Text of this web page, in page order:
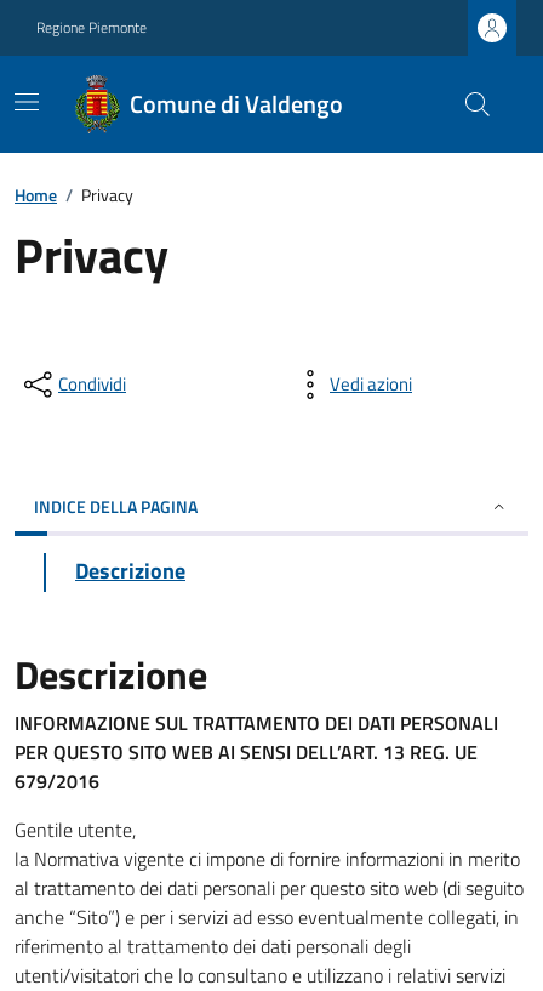
Regione Piemonte
Comune di Valdengo
Home / Privacy
Privacy
Condividi Vedi azioni
INDICE DELLA PAGINA
Descrizione
Descrizione
INFORMAZIONE SUL TRATTAMENTO DEI DATI PERSONALI
PER QUESTO SITO WEB AI SENSI DELL’ART. 13 REG. UE
679/2016
Gentile utente,
la Normativa vigente ci impone di fornire informazioni in merito
al trattamento dei dati personali per questo sito web (di seguito
anche “Sito”) e per i servizi ad esso eventualmente collegati, in
riferimento al trattamento dei dati personali degli
utenti/visitatori che lo consultano e utilizzano i relativi servizi